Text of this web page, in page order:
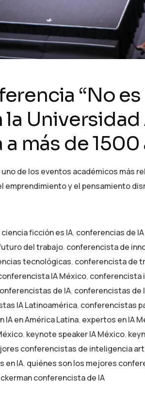
“No
más de
de los eventos académicos más
emprendimiento y el pensamiento
ficción es IA, conferencias de
del trabajo, conferencista de
tecnológicas, conferencista de
IA México, conferencista
de IA, conferencistas de
IA Latinoamérica, conferencistas
IA en América Latina, expertos en IA
, keynote speaker IA México,
conferencistas de inteligencia
en IA, quiénes son los mejores
conferencista de IA